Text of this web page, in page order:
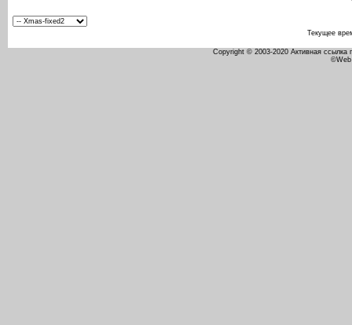
Текущее
Copyright © 2003-2020 Активная ссылка